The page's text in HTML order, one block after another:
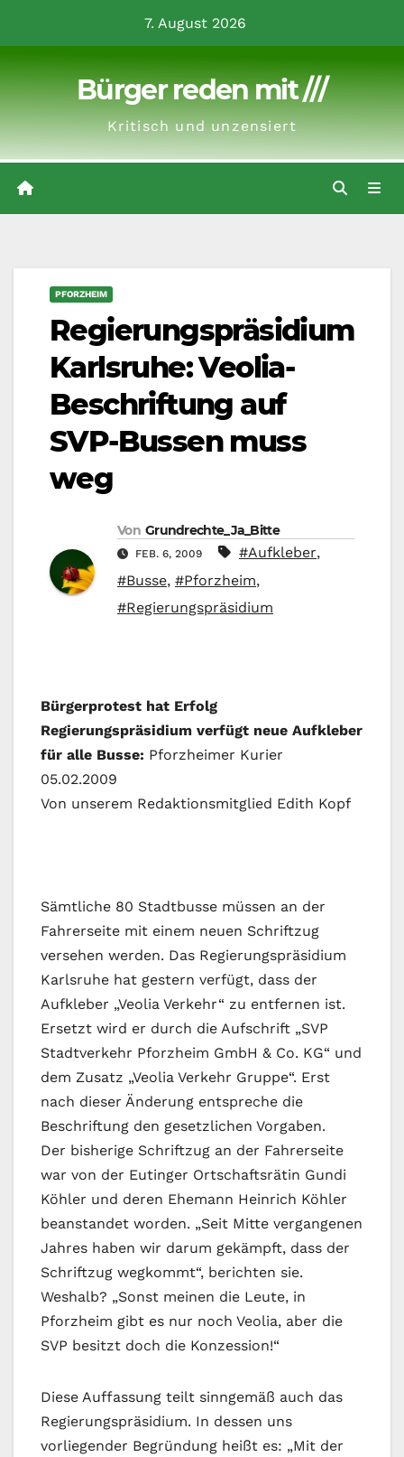
7. August 2026
Bürger reden mit ///
Kritisch und unzensiert
PFORZHEIM
Regierungspräsidium
Karlsruhe: Veolia-
Beschriftung auf
SVP-Bussen muss
weg
Von Grundrechte_Ja_Bitte
FEB. 6, 2009 #Aufkleber,
#Busse, #Pforzheim,
#Regierungspräsidium
Bürgerprotest hat Erfolg
Regierungspräsidium verfügt neue Aufkleber
für alle Busse: Pforzheimer Kurier
05.02.2009
Von unserem Redaktionsmitglied Edith Kopf
Sämtliche 80 Stadtbusse müssen an der
Fahrerseite mit einem neuen Schriftzug
versehen werden. Das Regierungspräsidium
Karlsruhe hat gestern verfügt, dass der
Aufkleber „Veolia Verkehr“ zu entfernen ist.
Ersetzt wird er durch die Aufschrift „SVP
Stadtverkehr Pforzheim GmbH & Co. KG“ und
dem Zusatz „Veolia Verkehr Gruppe“. Erst
nach dieser Änderung entspreche die
Beschriftung den gesetzlichen Vorgaben.
Der bisherige Schriftzug an der Fahrerseite
war von der Eutinger Ortschaftsrätin Gundi
Köhler und deren Ehemann Heinrich Köhler
beanstandet worden. „Seit Mitte vergangenen
Jahres haben wir darum gekämpft, dass der
Schriftzug wegkommt“, berichten sie.
Weshalb? „Sonst meinen die Leute, in
Pforzheim gibt es nur noch Veolia, aber die
SVP besitzt doch die Konzession!“
Diese Auffassung teilt sinngemäß auch das
Regierungspräsidium. In dessen uns
vorliegender Begründung heißt es: „Mit der